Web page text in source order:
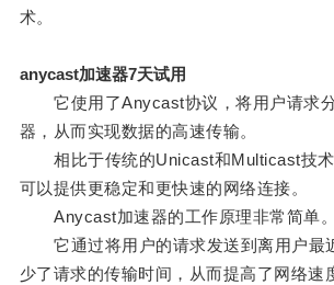
术。
anycast加速器7天试用
它使用了Anycast协议，将用户请求分
器，从而实现数据的高速传输。
相比于传统的Unicast和Multicast技术
可以提供更稳定和更快速的网络连接。
Anycast加速器的工作原理非常简单。
它通过将用户的请求发送到离用户最
少了请求的传输时间，从而提高了网络速